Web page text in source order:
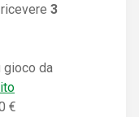
3
gioco da
€